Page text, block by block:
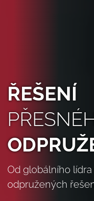
ŘEŠENÍ
Od globálního
odpružených